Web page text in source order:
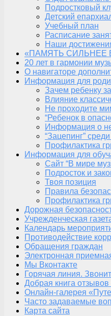
Подростковый
Детский
Учебный план
Расписание
Наши
«ПАМЯТЬ СИЛЬНЕЕ
20 лет в гармонии
О навигаторе
Информация для
Зачем ребенку
Влияние
Не проходите
“Ребенок в
Информация о
“Зацепинг”
Профилактика
Информация для
Сайт “В мире
Подросток и
Твоя позиция
Правила
Профилактика
Дорожная
Учрежденческая
Календарь
Противодействие
Обращения граждан
Электронная
Мы Вконтакте
Горячая линия.
Добрая книга
Онлайн-галерея
Часто задаваемые
Карта сайта